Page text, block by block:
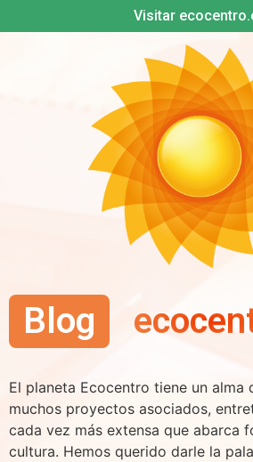
Visitar
Blog
El planeta Ecocentro tiene un alma
muchos proyectos asociados,
cada vez más extensa que abarca
cultura. Hemos querido darle la